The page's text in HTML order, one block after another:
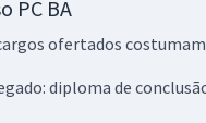
PC BA
ofertados
diploma de